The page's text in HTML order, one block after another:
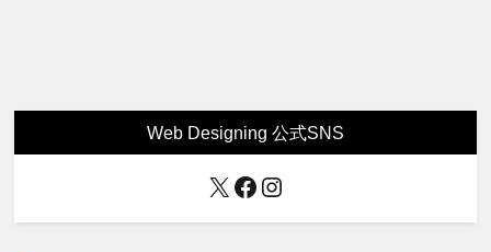
Web Designing 公式SNS
X Facebook
Instagram